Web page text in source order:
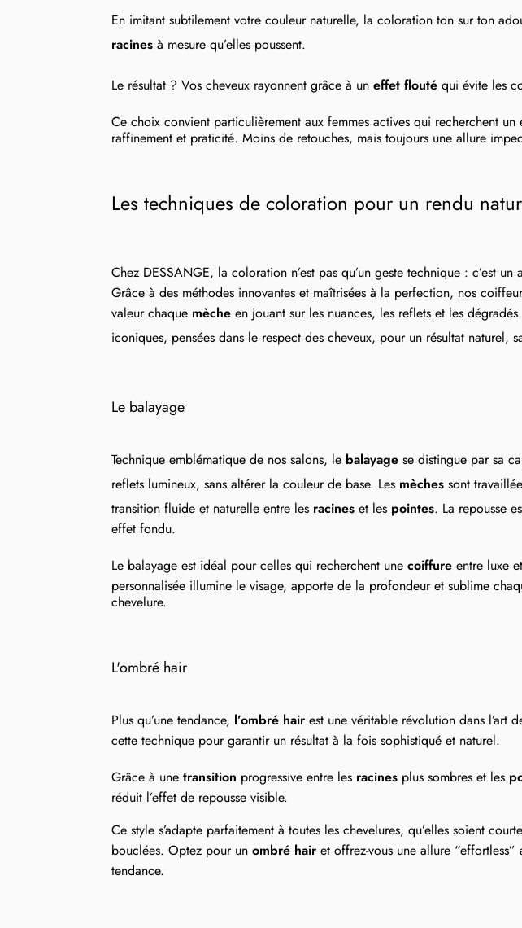
En imitant subtilement votre couleur naturelle, la coloration ton sur ton
racines à mesure qu’elles poussent.
Le résultat ? Vos cheveux rayonnent grâce à un effet flouté qui évite les
Ce choix convient particulièrement aux femmes actives qui recherchent
raffinement et praticité. Moins de retouches, mais toujours une allure
Les techniques de coloration pour un rendu
Chez DESSANGE, la coloration n’est pas qu’un geste technique : c’est
Grâce à des méthodes innovantes et maîtrisées à la perfection, nos
valeur chaque mèche en jouant sur les nuances, les reflets et les
iconiques, pensées dans le respect des cheveux, pour un résultat naturel,
Le balayage
Technique emblématique de nos salons, le balayage se distingue par sa
reflets lumineux, sans altérer la couleur de base. Les mèches sont
transition fluide et naturelle entre les racines et les pointes. La repousse
effet fondu.
Le balayage est idéal pour celles qui recherchent une coiffure entre luxe
personnalisée illumine le visage, apporte de la profondeur et sublime
chevelure.
L'ombré hair
Plus qu’une tendance, l’ombré hair est une véritable révolution dans l’art
cette technique pour garantir un résultat à la fois sophistiqué et naturel.
Grâce à une transition progressive entre les racines plus sombres et les
réduit l’effet de repousse visible.
Ce style s’adapte parfaitement à toutes les chevelures, qu’elles soient
bouclées. Optez pour un ombré hair et offrez-vous une allure “effortless”
tendance.